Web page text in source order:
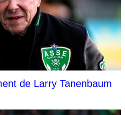
de Larry Tanenbaum